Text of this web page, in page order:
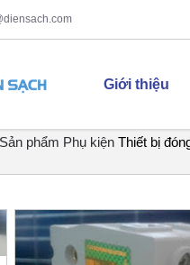
Giới thiệu
Sản phẩm Phụ kiện Thiết bị